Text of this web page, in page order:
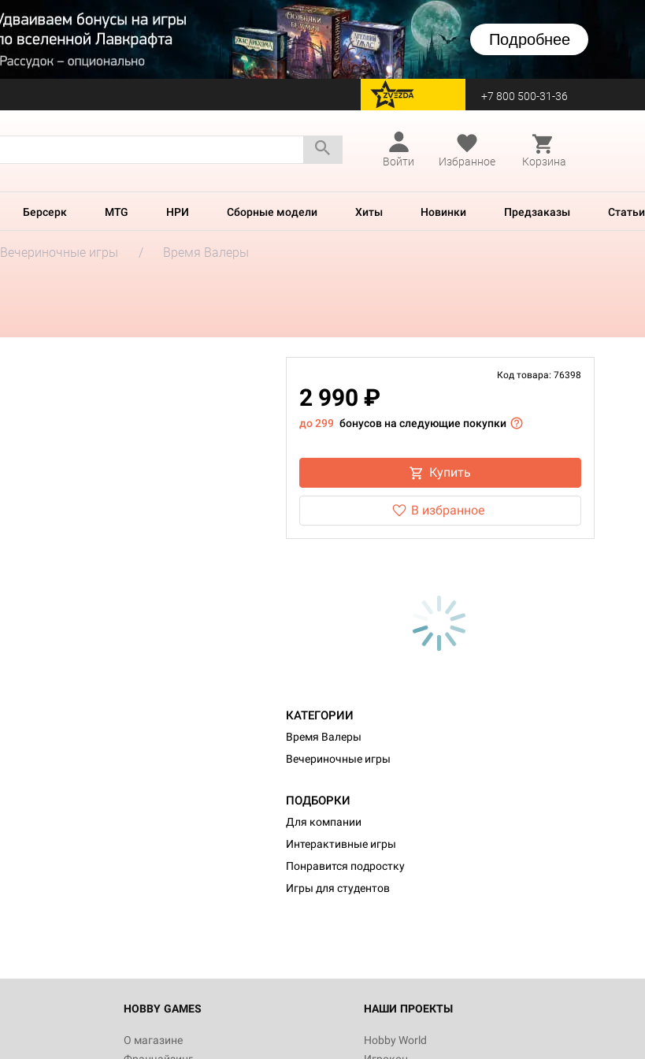
Подробнее
перейти на Zvezda +7 800 500-31-36
Войти
Избранное Корзина
Берсерк MTG НРИ Сборные модели Хиты Новинки Предзаказы Статьи
Вечериночные игры Время Валеры
Код товара: 76398
2 990 ₽
до 299 бонусов на следующие покупки
Купить
В избранное
КАТЕГОРИИ
Время Валеры
Вечериночные игры
ПОДБОРКИ
Для компании
Интерактивные игры
Понравится подростку
Игры для студентов
HOBBY GAMES
О магазине
НАШИ ПРОЕКТЫ
Hobby World
Настольная игра Hobby World Монстры
Белая смерть
12 990